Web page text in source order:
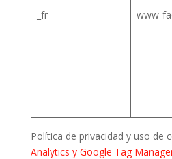
_fr www-
Política de privacidad y uso de
Analytics y Google Tag